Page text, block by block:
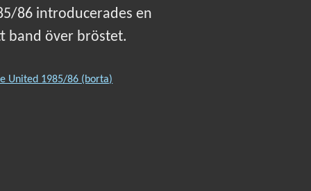
86 introducerades en
band över bröstet.